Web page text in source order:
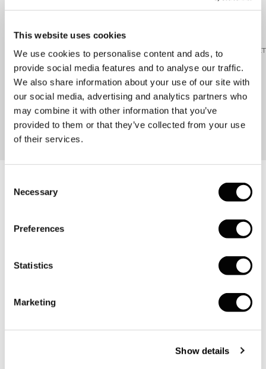
This website uses cookies
We use cookies to personalise content and ads, to
provide social media features and to analyse our traffic.
We also share information about your use of our site with
our social media, advertising and analytics partners who
may combine it with other information that you’ve
provided to them or that they’ve collected from your use
of their services.
Selection
Necessary
Preferences
Statistics
Marketing
Show details
GEELGOUDEN ENTOURAGE RING MET
€1.695
WITGOUDEN OORBELLEN MET
€2.895